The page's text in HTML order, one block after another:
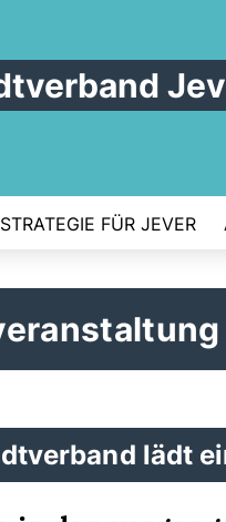
FÜR JEVER
lädt